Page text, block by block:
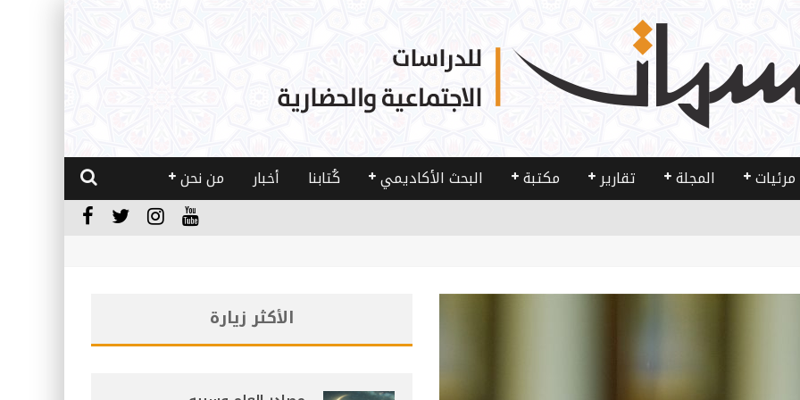
مرئيات المجلة تقارير مكتبة البحث الأكاديمي كُتابنا أخبار من نحن
الأكثر زيارة